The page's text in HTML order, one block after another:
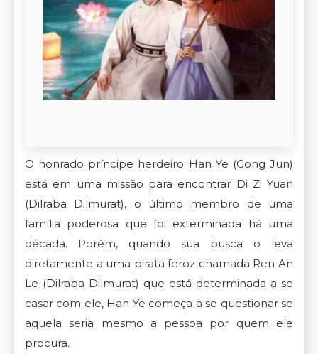
O honrado príncipe herdeiro Han Ye (Gong Jun)
está em uma missão para encontrar Di Zi Yuan
(Dilraba Dilmurat), o último membro de uma
família poderosa que foi exterminada há uma
década. Porém, quando sua busca o leva
diretamente a uma pirata feroz chamada Ren An
Le (Dilraba Dilmurat) que está determinada a se
casar com ele, Han Ye começa a se questionar se
aquela seria mesmo a pessoa por quem ele
procura.